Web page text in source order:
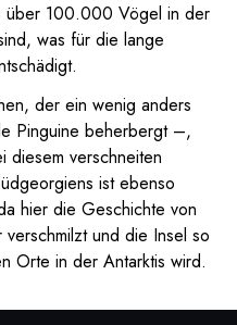
über 100.000 Vögel in der
was für die lange
der ein wenig anders
Pinguine beherbergt –,
diesem verschneiten
ist ebenso
hier die Geschichte von
und die Insel so
Orte in der Antarktis wird.